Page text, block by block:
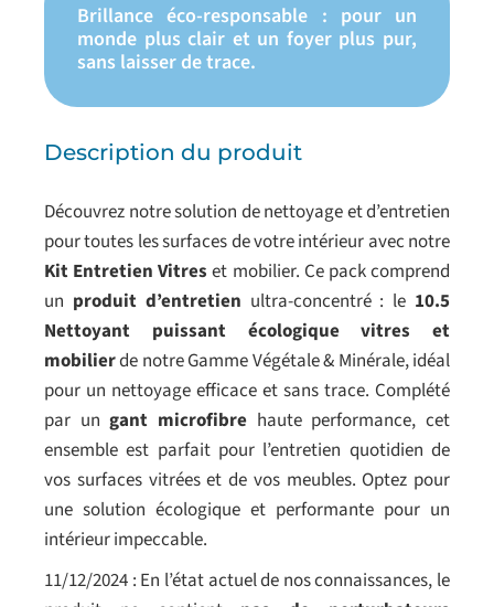
Brillance éco-responsable : pour un
monde plus clair et un foyer plus pur,
sans laisser de trace.
Description du produit
Découvrez notre solution de nettoyage et d’entretien
pour toutes les surfaces de votre intérieur avec notre
Kit Entretien Vitres et mobilier. Ce pack comprend
un produit d’entretien ultra-concentré : le 10.5
Nettoyant puissant écologique vitres et
mobilierde notre Gamme Végétale & Minérale, idéal
pour un nettoyage efficace et sans trace. Complété
par un gant microfibre haute performance, cet
ensemble est parfait pour l’entretien quotidien de
vos surfaces vitrées et de vos meubles. Optez pour
une solution écologique et performante pour un
intérieur impeccable.
11/12/2024 : En l’état actuel de nos connaissances, le